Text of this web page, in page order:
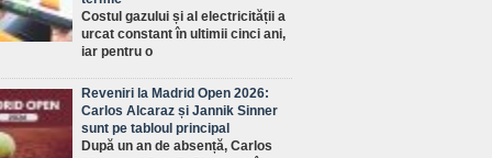
Costul gazului și al electricității a
urcat constant în ultimii cinci ani,
iar pentru o
Reveniri la Madrid Open 2026:
Carlos Alcaraz și Jannik Sinner
sunt pe tabloul principal
După un an de absență, Carlos